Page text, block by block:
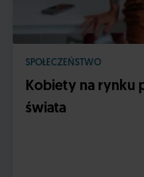
SPOŁECZEŃSTWO
Kobiety na rynku
świata